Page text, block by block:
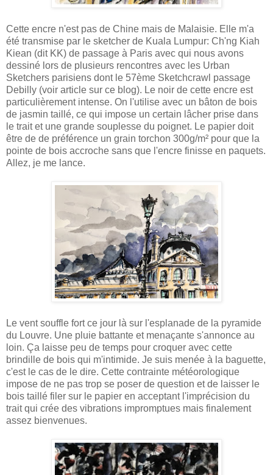
Cette encre n'est pas de Chine mais de Malaisie. Elle m'a
été transmise par le sketcher de Kuala Lumpur: Ch'ng Kiah
Kiean (dit KK) de passage à Paris avec qui nous avons
dessiné lors de plusieurs rencontres avec les Urban
Sketchers parisiens dont le 57ème Sketchcrawl passage
Debilly (voir article sur ce blog). Le noir de cette encre est
particulièrement intense. On l'utilise avec un bâton de bois
de jasmin taillé, ce qui impose un certain lâcher prise dans
le trait et une grande souplesse du poignet. Le papier doit
être de de préférence un grain torchon 300g/m² pour que la
pointe de bois accroche sans que l'encre finisse en paquets.
Allez, je me lance.
Le vent souffle fort ce jour là sur l'esplanade de la pyramide
du Louvre. Une pluie battante et menaçante s'annonce au
loin. Ça laisse peu de temps pour croquer avec cette
brindille de bois qui m'intimide. Je suis menée à la baguette,
c'est le cas de le dire. Cette contrainte météorologique
impose de ne pas trop se poser de question et de laisser le
bois taillé filer sur le papier en acceptant l'imprécision du
trait qui crée des vibrations impromptues mais finalement
assez bienvenues.